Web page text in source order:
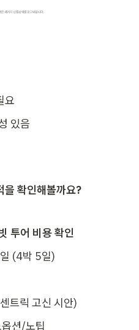
요
있음
을 확인해볼까요?
투어 비용 확인
(4박 5일)
트릭 고신 시안)
션/노팁